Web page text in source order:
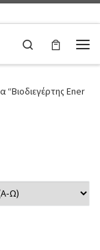
Search
“Βιοδιεγέρτης Ener